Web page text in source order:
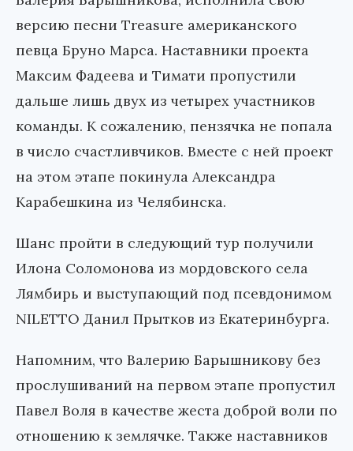
версию песни Treasure американского
певца Бруно Марса. Наставники проекта
Максим Фадеева и Тимати пропустили
дальше лишь двух из четырех участников
команды. К сожалению, пензячка не попала
в число счастливчиков. Вместе с ней проект
на этом этапе покинула Александра
Карабешкина из Челябинска.
Шанс пройти в следующий тур получили
Илона Соломонова из мордовского села
Лямбирь и выступающий под псевдонимом
NILETTO Данил Прытков из Екатеринбурга.
Напомним, что Валерию Барышникову без
прослушиваний на первом этапе пропустил
Павел Воля в качестве жеста доброй воли по
отношению к землячке. Также наставников